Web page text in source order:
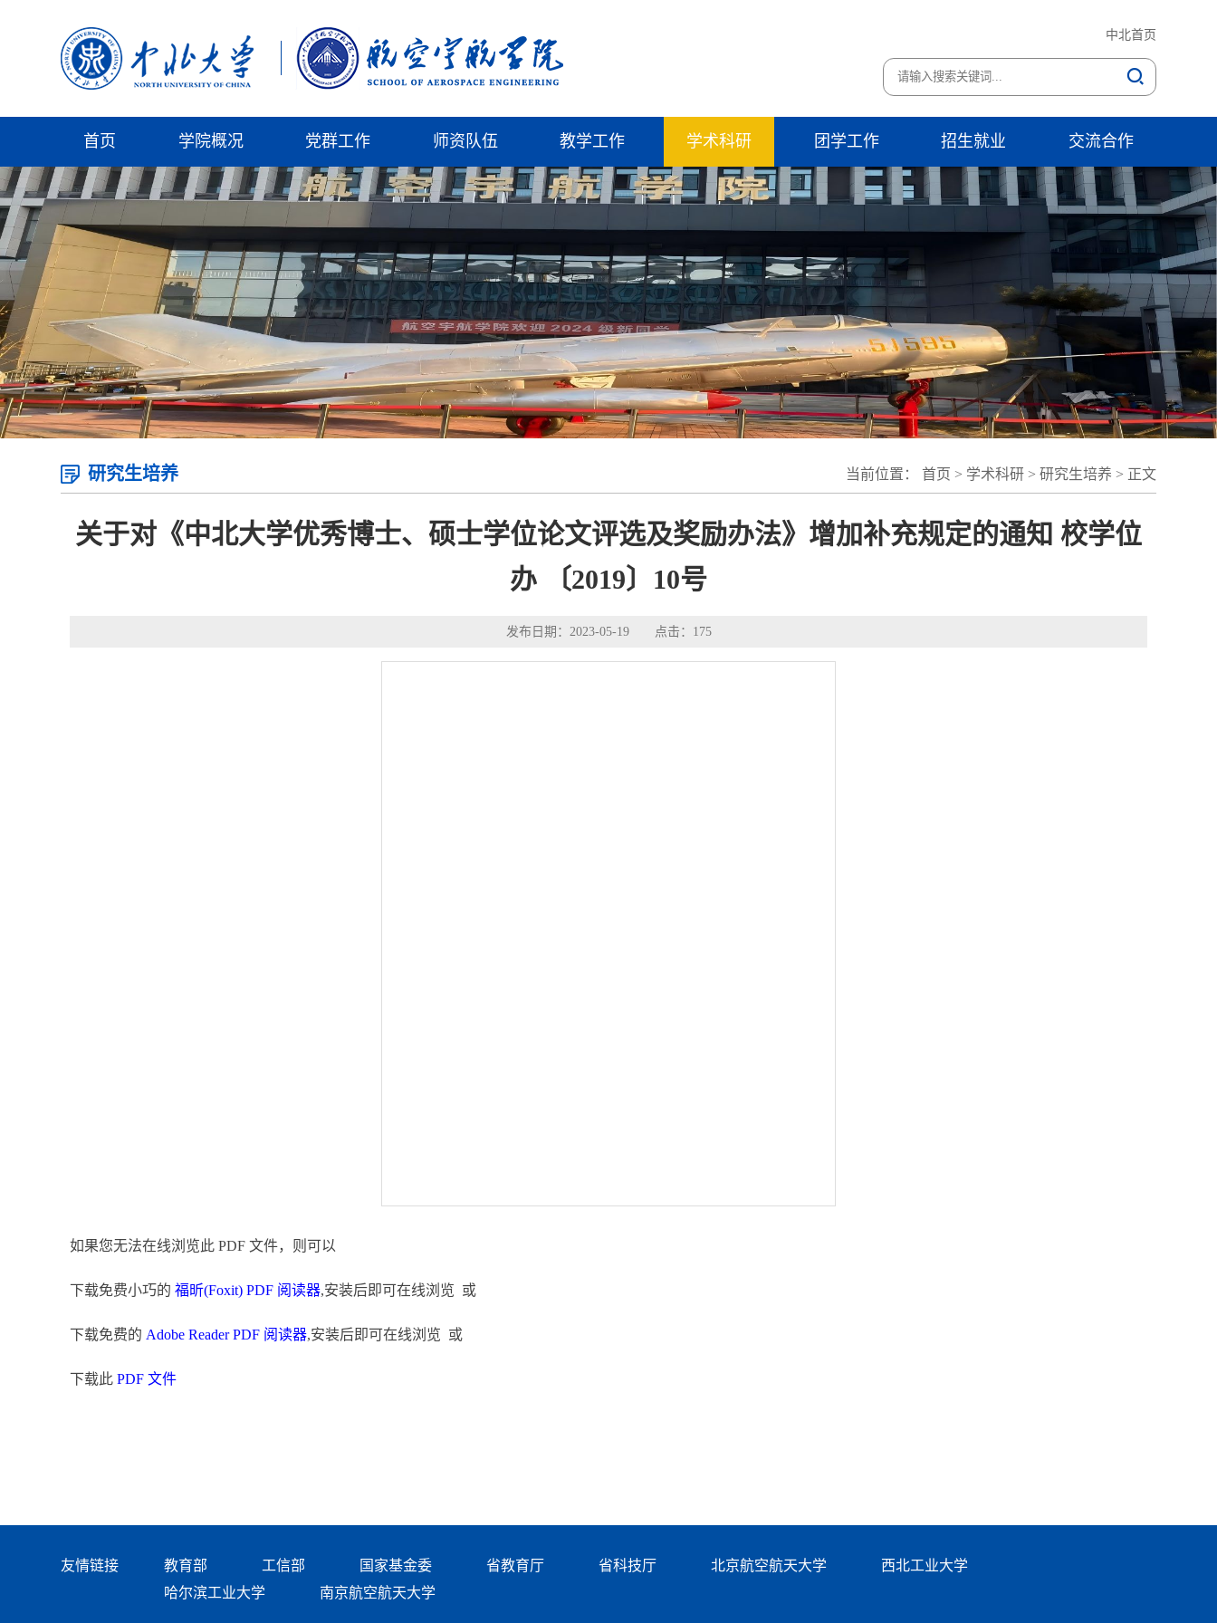
中北首页
首页 学院概况 党群工作 师资队伍 教学工作 学术科研 团学工作 招生就业 交流合作
研究生培养 当前位置： 首页 > 学术科研> 研究生培养 > 正文
关于对《中北大学优秀博士、硕士学位论文评选及奖励办法》增加补充规定的通知 校学位
办 〔2019〕10号
发布日期：2023-05-19 点击： 175
如果您无法在线浏览此 PDF 文件，则可以
下载免费小巧的福昕(Foxit) PDF 阅读器,安装后即可在线浏览 或
下载免费的 Adobe Reader PDF 阅读器,安装后即可在线浏览 或
下载此PDF 文件
友情链接 教育部 工信部 国家基金委 省教育厅 省科技厅 北京航空航天大学
西北工业大学
哈尔滨工业大学
南京航空航天大学